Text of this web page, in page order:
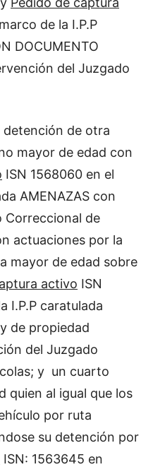
de la I.P.P
DOCUMENTO
del Juzgado
detención de otra
mayor de edad con
ISN 1568060 en el
AMENAZAS con
Correccional de
actuaciones por la
mayor de edad sobre
activo ISN
I.P.P caratulada
de propiedad
del Juzgado
y un cuarto
quien al igual que los
por ruta
su detención por
ISN: 1563645 en